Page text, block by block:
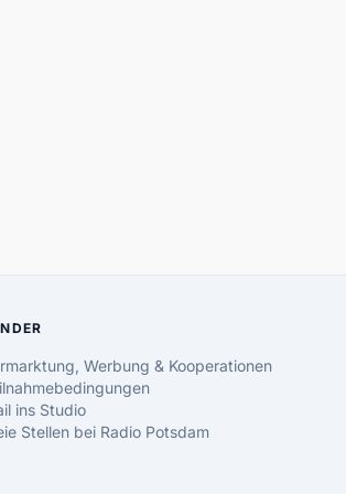
Werbung & Kooperationen
ins Studio
Stellen bei Radio Potsdam